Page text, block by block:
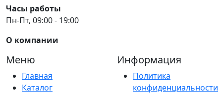
Часы работы
Пн-Пт, 09:00 - 19:00
О компании
Меню
Главная
Каталог
Информация
Политика
конфиденциальности